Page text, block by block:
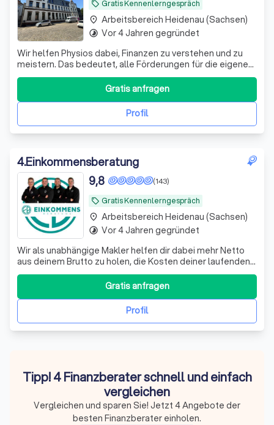
local_offer Gratis Kennenlerngespräch
Wir helfen Physios dabei, Finanzen zu verstehen und zu
meistern. Das bedeutet, alle Förderungen für die eigene
Vorsorge und Absicherung richtig zu nutzen.
Profil
Gratis anfragen
place Arbeitsbereich Heidenau (Sachsen)
timelapse Vor 4 Jahren gegründet
4.Einkommensberatung
local_offer Gratis Kennenlerngespräch
(143)
9,8
Wir als unabhängige Makler helfen dir dabei mehr Netto
aus deinem Brutto zu holen, die Kosten deiner laufenden
Verträge zu reduzieren und deine Rentenlücke zu
Profil
Gratis anfragen
place Arbeitsbereich Heidenau (Sachsen)
timelapse Vor 4 Jahren gegründet
Tipp! 4 Finanzberater schnell und einfach
vergleichen
Vergleichen und sparen Sie! Jetzt 4 Angebote der
besten Finanzberater einholen.